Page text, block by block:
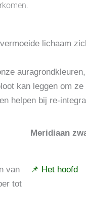
lichaam
kan leggen om
helpen bij re-
Meridiaan
van
tot
📌 Het hoofd